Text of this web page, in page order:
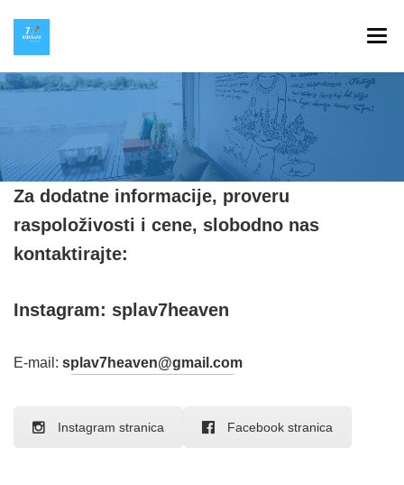
SPLAV 7 HEAVEN
GALERIJA
INSTAGRAM
KONTAKT
Za dodatne informacije, proveru
raspoloživosti i cene, slobodno nas
kontaktirajte:
Instagram: splav7heaven
E-mail: splav7heaven@gmail.com
Instagram stranica Facebook stranica